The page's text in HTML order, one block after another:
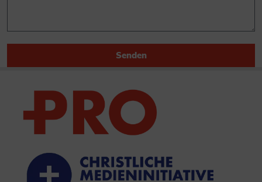
Senden